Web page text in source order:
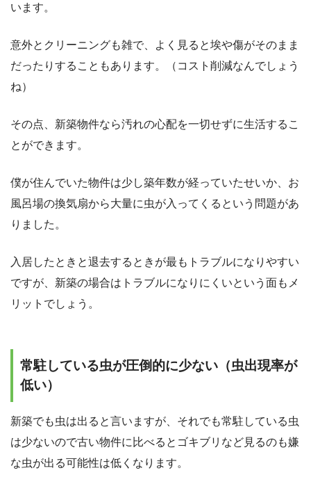
います。
意外とクリーニングも雑で、よく見ると埃や傷がそのまま
だったりすることもあります。（コスト削減なんでしょう
ね）
その点、新築物件なら汚れの心配を一切せずに生活するこ
とができます。
僕が住んでいた物件は少し築年数が経っていたせいか、お
風呂場の換気扇から大量に虫が入ってくるという問題があ
りました。
入居したときと退去するときが最もトラブルになりやすい
ですが、新築の場合はトラブルになりにくいという面もメ
リットでしょう。
常駐している虫が圧倒的に少ない（虫出現率が
低い）
新築でも虫は出ると言いますが、それでも常駐している虫
は少ないので古い物件に比べるとゴキブリなど見るのも嫌
な虫が出る可能性は低くなります。